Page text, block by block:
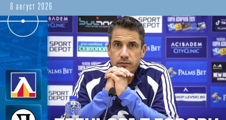
8 август 2026